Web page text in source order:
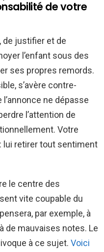
de votre
de justifier et de
l’enfant sous des
ses propres remords.
s’avère contre-
ne dépasse
l’attention de
Votre
lui retirer tout sentiment
le centre des
vite coupable du
par exemple, à
de mauvaises notes. Le
à ce sujet. Voici